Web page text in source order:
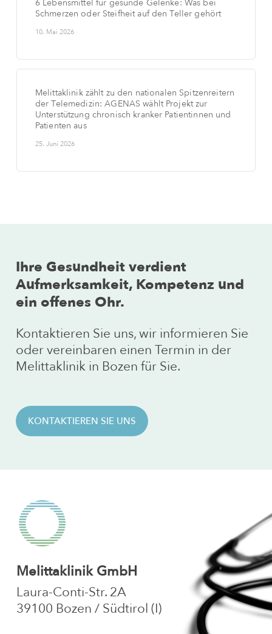
6 Lebensmittel für gesunde Gelenke: Was bei
Schmerzen oder Steifheit auf den Teller gehört
10. Mai 2026
Melittaklinik zählt zu den nationalen Spitzenreitern
der Telemedizin: AGENAS wählt Projekt zur
Unterstützung chronisch kranker Patientinnen und
Patienten aus
25. Juni 2026
Ihre Gesundheit verdient
Aufmerksamkeit, Kompetenz und
ein offenes Ohr.
Kontaktieren Sie uns, wir informieren Sie
oder vereinbaren einen Termin in der
Melittaklinik in Bozen für Sie.
KONTAKTIEREN SIE UNS
Melittaklinik GmbH
Laura-Conti-Str. 2A
39100 Bozen / Südtirol (I)